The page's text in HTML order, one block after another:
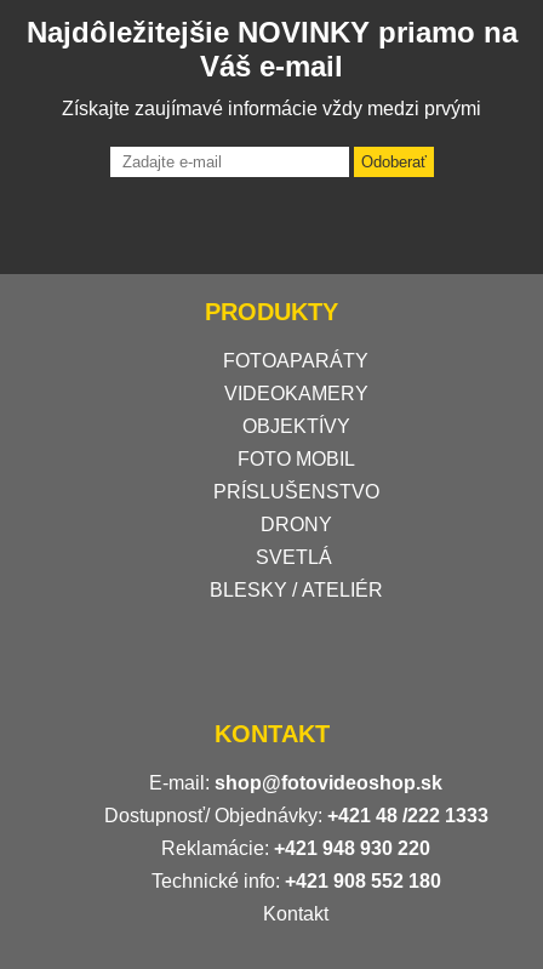
Najdôležitejšie NOVINKY priamo na
Váš e-mail
Získajte zaujímavé informácie vždy medzi prvými
Odoberať
PRODUKTY
FOTOAPARÁTY
VIDEOKAMERY
OBJEKTÍVY
FOTO MOBIL
PRÍSLUŠENSTVO
DRONY
SVETLÁ
BLESKY / ATELIÉR
KONTAKT
E-mail: shop@fotovideoshop.sk
Dostupnosť/ Objednávky: +421 48 /222 1333
Reklamácie: +421 948 930 220
Technické info: +421 908 552 180
Kontakt